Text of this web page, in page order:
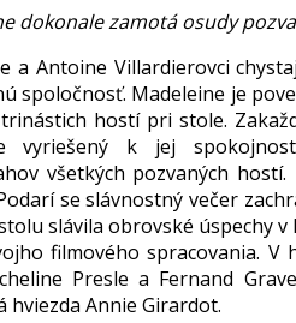
dokonale zamotá osudy
a Antoine Villardierovci
spoločnosť. Madeleine je
hostí pri stole.
vyriešený k jej
všetkých pozvaných
se slávnostný večer
slávila obrovské úspechy v
filmového spracovania. V
Presle a Fernand
hviezda Annie Girardot.